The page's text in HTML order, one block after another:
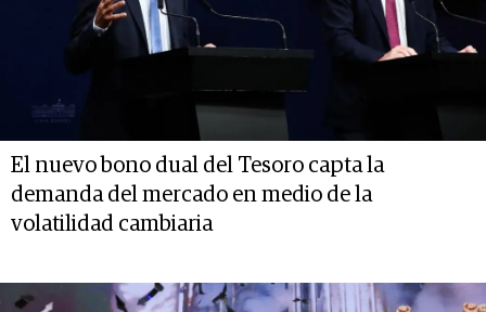
El nuevo bono dual del Tesoro capta la
demanda del mercado en medio de la
volatilidad cambiaria